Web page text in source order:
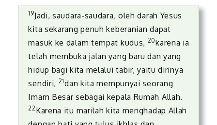
19Jadi, saudara-saudara, oleh darah Yesus
kita sekarang penuh keberanian dapat
masuk ke dalam tempat kudus, 20karena ia
telah membuka jalan yang baru dan yang
hidup bagi kita melalui tabir, yaitu dirinya
sendiri, 21dan kita mempunyai seorang
Imam Besar sebagai kepala Rumah Allah.
22 Karena itu marilah kita menghadap Allah